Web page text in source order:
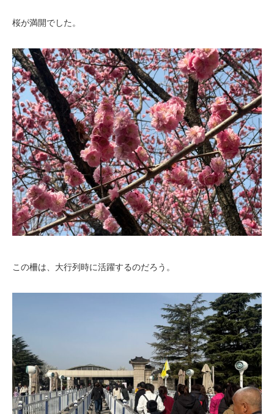
桜が満開でした。
この柵は、大行列時に活躍するのだろう。